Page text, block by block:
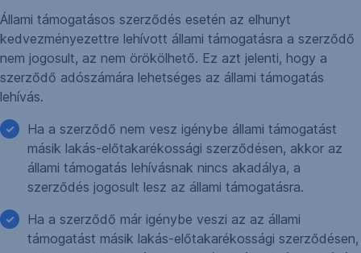
Állami támogatásos szerződés esetén az elhunyt
kedvezményezettre lehívott állami támogatásra a szerződő
nem jogosult, az nem örökölhető. Ez azt jelenti, hogy a
szerződő adószámára lehetséges az állami támogatás
lehívás.
Ha a szerződő nem vesz igénybe állami támogatást
másik lakás-előtakarékossági szerződésen, akkor az
állami támogatás lehívásnak nincs akadálya, a
szerződés jogosult lesz az állami támogatásra.
Ha a szerződő már igénybe veszi az az állami
támogatást másik lakás-előtakarékossági szerződésen,